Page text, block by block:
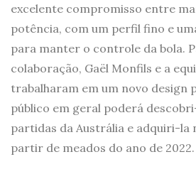
excelente compromisso entre
potência, com um perfil fino e
para manter o controle da bola.
colaboração, Gaël Monfils e a
trabalharam em um novo design
público em geral poderá
partidas da Austrália e adquiri-la
partir de meados do ano de 2022.